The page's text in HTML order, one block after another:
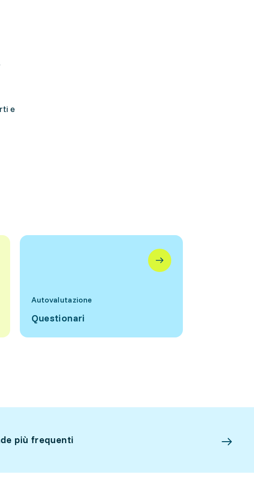
e
Autovalutazione
Questionari
più frequenti